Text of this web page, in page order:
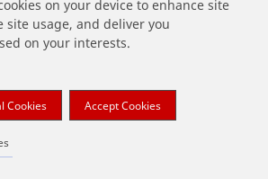
on your device to enhance site
site usage, and deliver you
on your interests.
Cookies Accept Cookies